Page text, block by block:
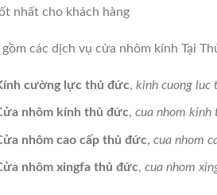
nhất cho khách hàng
gồm các dịch vụ cửa nhôm kính Tại
cường lực thủ đức, kinh cuong luc
nhôm kính thủ đức, cua nhom kinh
nhôm cao cấp thủ đức, cua nhom
nhôm xingfa thủ đức, cua nhom